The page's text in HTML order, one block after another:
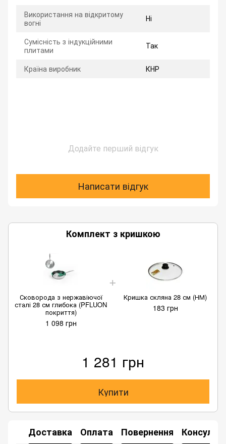
Використання на відкритому
вогні
Ні
Сумісність з індукційними
плитами
Так
Країна виробник КНР
Додайте перший відгук
Написати відгук
Комплект з кришкою
Сковорода з нержавіючої
сталі 28 см глибока (PFLUON
покриття)
1 098 грн
Кришка скляна 28 см (НМ)
183 грн
1 281 грн
Купити
Доставка Оплата Повернення